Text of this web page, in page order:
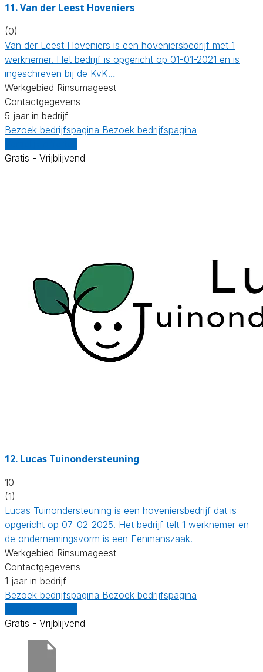
11.Van der Leest Hoveniers
(0)
Van der Leest Hoveniers is een hoveniersbedrijf met 1
werknemer. Het bedrijf is opgericht op 01-01-2021 en is
ingeschreven bij de KvK…
Werkgebied Rinsumageest
Contactgegevens
5 jaar in bedrijf
Bezoek bedrijfspagina Bezoek bedrijfspagina
Gratis - Vrijblijvend
12. Lucas Tuinondersteuning
10
(1)
Lucas Tuinondersteuning is een hoveniersbedrijf dat is
opgericht op 07-02-2025. Het bedrijf telt 1 werknemer en
de ondernemingsvorm is een Eenmanszaak.
Werkgebied Rinsumageest
Contactgegevens
1 jaar in bedrijf
Bezoek bedrijfspagina Bezoek bedrijfspagina
Gratis - Vrijblijvend